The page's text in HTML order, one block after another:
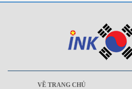
VỀ TRANG CHỦ